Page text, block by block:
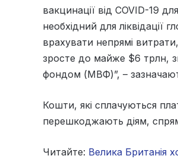
вакцинації від COVID-19
необхідний для ліквідації
врахувати непрямі
зросте до майже $6 трлн,
фондом (МВФ)”, –
Кошти, які сплачуються
перешкоджають діям,
Читайте: Велика Британія